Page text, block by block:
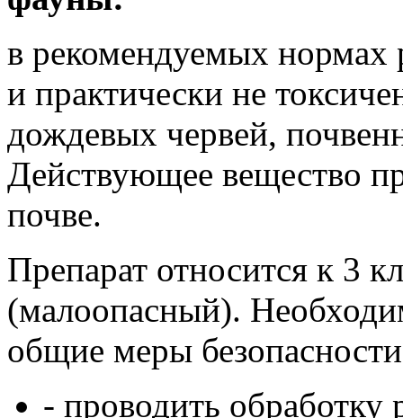
в рекомендуемых нормах
и практически не
дождевых червей,
Действующее вещество
почве.
Препарат относится к 3
(малоопасный).
общие меры
- проводить